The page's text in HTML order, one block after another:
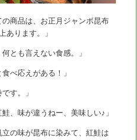
商品は、お正月ジャンボ昆布
あります。」
とも言えない食感。」
べ応えがある！」
す。」
、味が違うねー、美味しい♪」
の味が昆布に染みて、紅鮭は